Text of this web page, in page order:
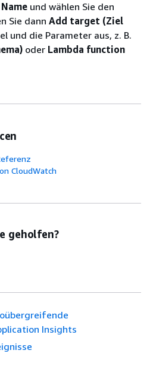
und wählen Sie den
Sie dann Add target (Ziel
und die Parameter aus, z. B.
oder Lambda function
CloudWatch
geholfen?
Insights